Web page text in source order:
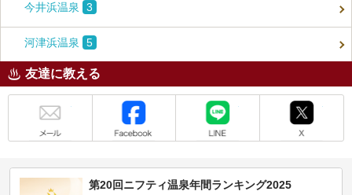
今井浜温泉 3
河津浜温泉 5
友達に教える
第20回ニフティ温泉年間ランキング2025